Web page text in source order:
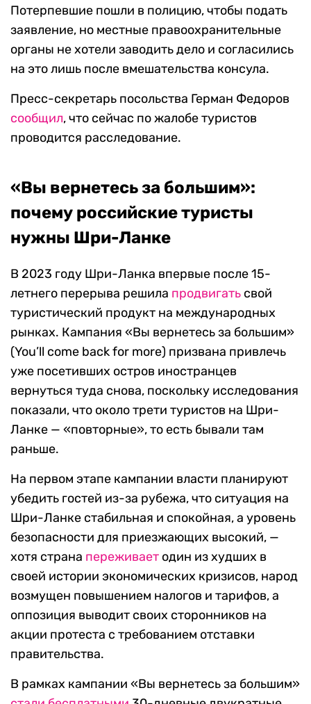
Потерпевшие пошли в полицию, чтобы подать
заявление, но местные правоохранительные
органы не хотели заводить дело и согласились
на это лишь после вмешательства консула.
Пресс-секретарь посольства Герман Федоров
сообщил, что сейчас по жалобе туристов
проводится расследование.
«Вы вернетесь за большим»:
почему российские туристы
нужны Шри-Ланке
В 2023 году Шри-Ланка впервые после 15-
летнего перерыва решила продвигать свой
туристический продукт на международных
рынках. Кампания «Вы вернетесь за большим»
(You’ll come back for more) призвана привлечь
уже посетивших остров иностранцев
вернуться туда снова, поскольку исследования
показали, что около трети туристов на Шри-
Ланке — «повторные», то есть бывали там
раньше.
На первом этапе кампании власти планируют
убедить гостей из-за рубежа, что ситуация на
Шри-Ланке стабильная и спокойная, а уровень
безопасности для приезжающих высокий, —
хотя страна переживает один из худших в
своей истории экономических кризисов, народ
возмущен повышением налогов и тарифов, а
оппозиция выводит своих сторонников на
акции протеста с требованием отставки
правительства.
В рамках кампании «Вы вернетесь за большим»